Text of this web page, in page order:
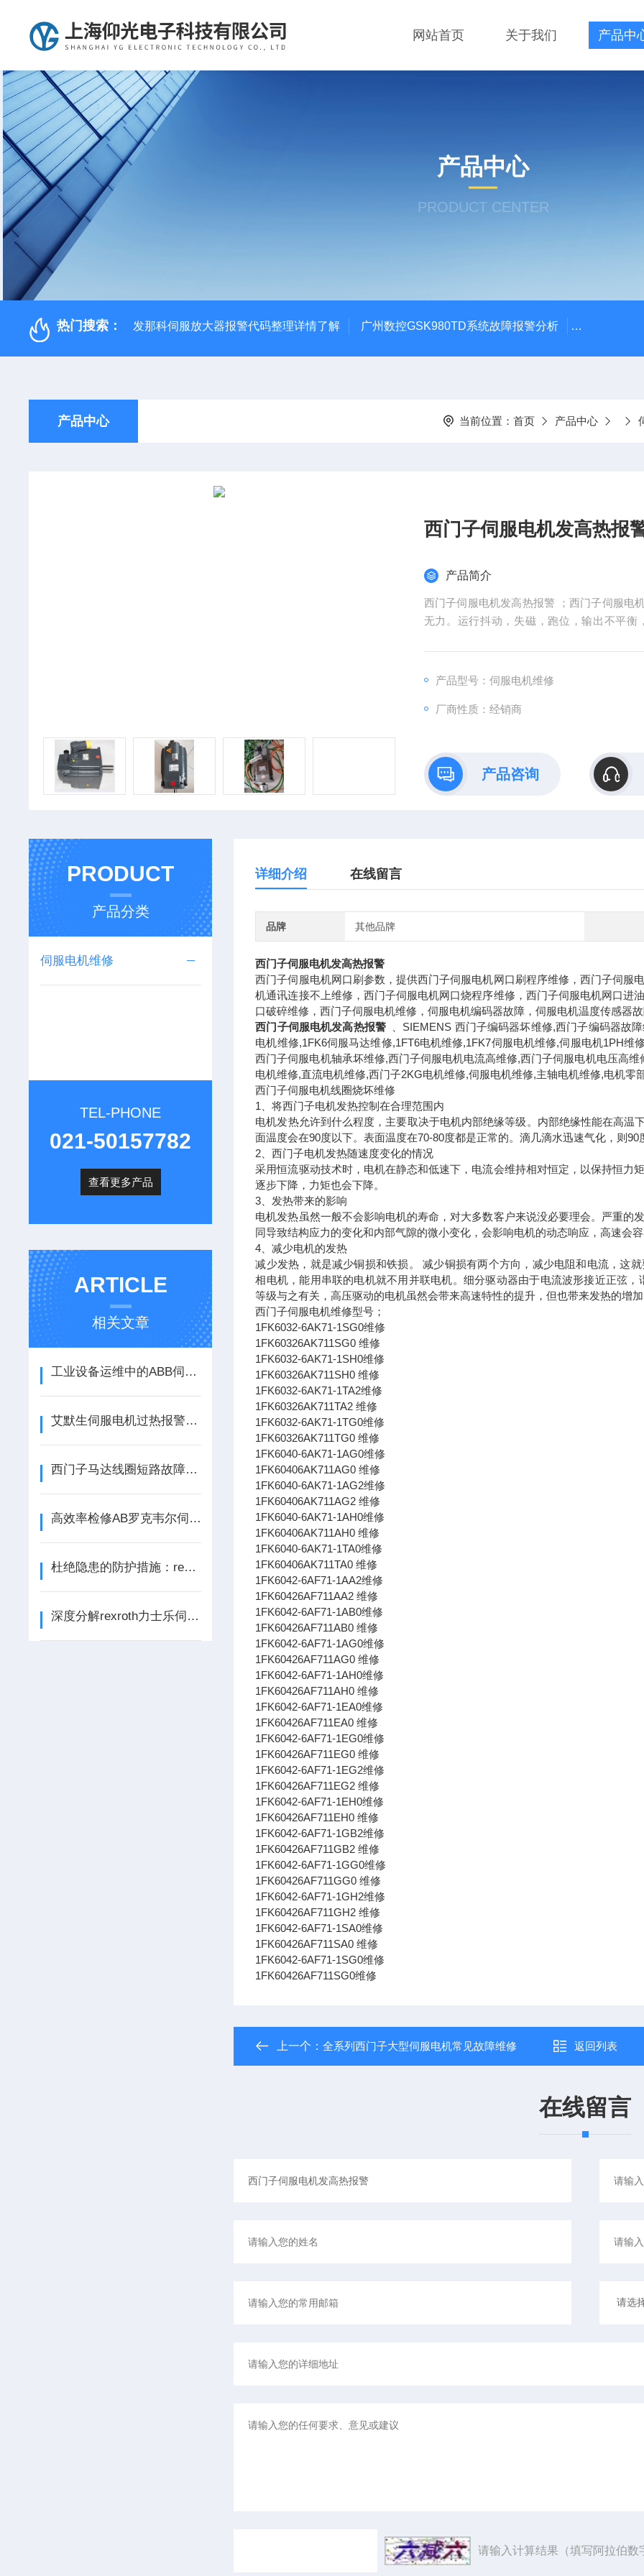
网站首页 关于我们 产品中
产品中心
PRODUCT CENTER
热门搜索： 发那科伺服放大器报警代码整理详情了解 广州数控GSK980TD系统故障报警分析 全系列ABB
产品中心 当前位置： 首页 产品中心
西门子伺服电机发高热报
产品简介
西门子伺服电机发高热报警 ；西门子伺服电
无力。运行抖动，失磁，跑位，输出不平
产品型号：伺服电机维修
厂商性质：经销商
产品咨询
PRODUCT
产品分类
伺服电机维修
TEL-PHONE
021-50157782
查看更多产品
ARTICLE
相关文章
工业设备运维中的ABB伺服电机维修要点探析
艾默生伺服电机过热报警故障处理方法 | 专业维修注意事项大全
西门子马达线圈短路故障原因及SIEMENS伺服电机使用避坑要点
高效率检修AB罗克韦尔伺服马达三大类故障
杜绝隐患的防护措施：rexroth力士乐伺服显示 F2021 维修方法
深度分解rexroth力士乐伺服电机维修的致命故障全部代码显示和排查方法
详细介绍 在线留言
品牌 其他品牌
西门子伺服电机发高热报警
西门子伺服电机网口刷参数，提供西门子伺服电机网口刷程序维修，西门子伺服
机通讯连接不上维修，西门子伺服电机网口烧程序维修，西门子伺服电机网口进
口破碎维修，西门子伺服电机维修，伺服电机编码器故障，伺服电机温度传感器
西门子伺服电机发高热报警
、SIEMENS 西门子编码器坏维修,西门子编码器故
电机维修,1FK6伺服马达维修,1FT6电机维修,1FK7伺服电机维修,伺服电机1PH
西门子伺服电机轴承坏维修,西门子伺服电机电流高维修,西门子伺服电机电压高
电机维修,直流电机维修,西门子2KG电机维修,伺服电机维修,主轴电机维修,电机零
西门子伺服电机线圈烧坏维修
1、将西门子电机发热控制在合理范围内
电机发热允许到什么程度，主要取决于电机内部绝缘等级。内部绝缘性能在高温
面温度会在90度以下。表面温度在70-80度都是正常的。滴几滴水迅速气化，则
2、西门子电机发热随速度变化的情况
采用恒流驱动技术时，电机在静态和低速下，电流会维持相对恒定，以保持恒力
逐步下降，力矩也会下降。
3、发热带来的影响
电机发热虽然一般不会影响电机的寿命，对大多数客户来说没必要理会。严重的
同导致结构应力的变化和内部气隙的微小变化，会影响电机的动态响应，高速会
4、减少电机的发热
减少发热，就是减少铜损和铁损。 减少铜损有两个方向，减少电阻和电流，这
相电机，能用串联的电机就不用并联电机。细分驱动器由于电流波形接近正弦
等级与之有关，高压驱动的电机虽然会带来高速特性的提升，但也带来发热的增
西门子伺服电机维修型号；
1FK6032-6AK71-1SG0维修
1FK60326AK711SG0 维修
1FK6032-6AK71-1SH0维修
1FK60326AK711SH0 维修
1FK6032-6AK71-1TA2维修
1FK60326AK711TA2 维修
1FK6032-6AK71-1TG0维修
1FK60326AK711TG0 维修
1FK6040-6AK71-1AG0维修
1FK60406AK711AG0 维修
1FK6040-6AK71-1AG2维修
1FK60406AK711AG2 维修
1FK6040-6AK71-1AH0维修
1FK60406AK711AH0 维修
1FK6040-6AK71-1TA0维修
1FK60406AK711TA0 维修
1FK6042-6AF71-1AA2维修
1FK60426AF711AA2 维修
1FK6042-6AF71-1AB0维修
1FK60426AF711AB0 维修
1FK6042-6AF71-1AG0维修
1FK60426AF711AG0 维修
1FK6042-6AF71-1AH0维修
1FK60426AF711AH0 维修
1FK6042-6AF71-1EA0维修
1FK60426AF711EA0 维修
1FK6042-6AF71-1EG0维修
1FK60426AF711EG0 维修
1FK6042-6AF71-1EG2维修
1FK60426AF711EG2 维修
1FK6042-6AF71-1EH0维修
1FK60426AF711EH0 维修
1FK6042-6AF71-1GB2维修
1FK60426AF711GB2 维修
1FK6042-6AF71-1GG0维修
1FK60426AF711GG0 维修
1FK6042-6AF71-1GH2维修
1FK60426AF711GH2 维修
1FK6042-6AF71-1SA0维修
1FK60426AF711SA0 维修
1FK6042-6AF71-1SG0维修
1FK60426AF711SG0维修
上一个：全系列西门子大型伺服电机常见故障维修 返回列表
在线留言
请输入计算结果（填写阿拉伯数